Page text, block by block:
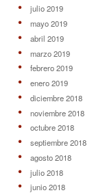
julio 2019
mayo 2019
abril 2019
marzo 2019
febrero 2019
enero 2019
diciembre 2018
noviembre 2018
octubre 2018
septiembre 2018
agosto 2018
julio 2018
junio 2018